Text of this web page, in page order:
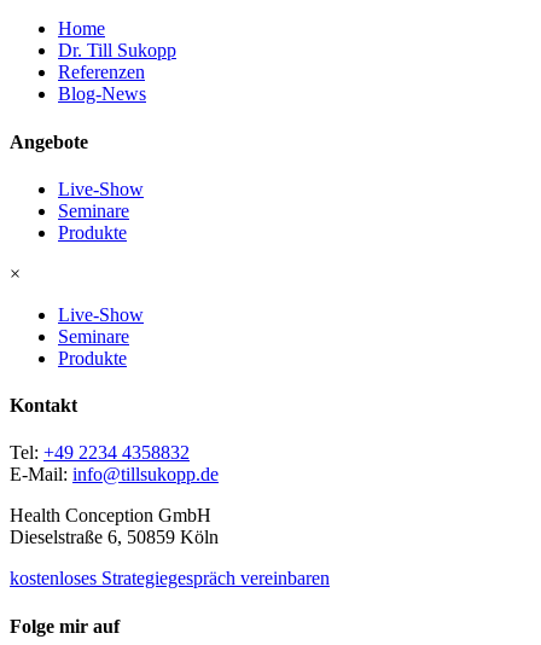
Home
Dr. Till Sukopp
Referenzen
Blog-News
Angebote
Live-Show
Seminare
Produkte
×
Live-Show
Seminare
Produkte
Kontakt
Tel: +49 2234 4358832
E-Mail: info@tillsukopp.de
Health Conception GmbH
Dieselstraße 6, 50859 Köln
kostenloses Strategiegespräch vereinbaren
Folge mir auf